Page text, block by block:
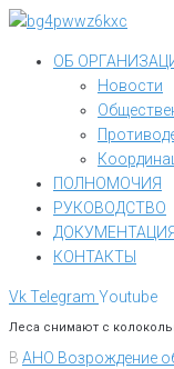
Перейти
контенту
ОБ
Новости
ПОЛНОМОЧИЯ
РУКОВОДСТВО
КОНТАКТЫ
VkTelegram Youtube
Леса снимают с
В АНО Возрождение